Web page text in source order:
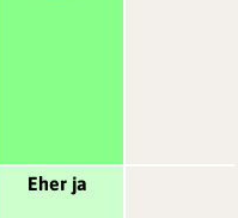
Eher ja